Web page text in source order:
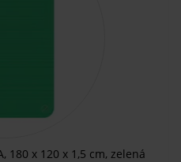
180 x 120 x 1,5 cm, zelená